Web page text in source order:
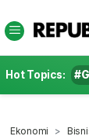
Hot Topics:
Ekonomi